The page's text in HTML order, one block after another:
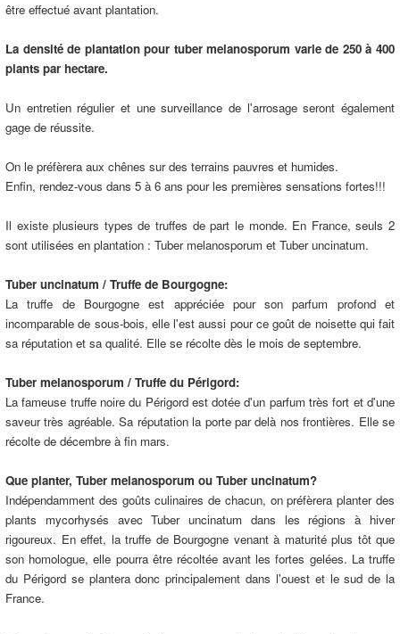
être effectué avant plantation.
La densité de plantation pour tuber melanosporum varie de 250 à 400
plants par hectare.
Un entretien régulier et une surveillance de l'arrosage seront également
gage de réussite.
On le préfèrera aux chênes sur des terrains pauvres et humides.
Enfin, rendez-vous dans 5 à 6 ans pour les premières sensations fortes!!!
Il existe plusieurs types de truffes de part le monde. En France, seuls 2
sont utilisées en plantation : Tuber melanosporum et Tuber uncinatum.
Tuber uncinatum / Truffe de Bourgogne:
La truffe de Bourgogne est appréciée pour son parfum profond et
incomparable de sous-bois, elle l'est aussi pour ce goût de noisette qui fait
sa réputation et sa qualité. Elle se récolte dès le mois de septembre.
Tuber melanosporum / Truffe du Périgord:
La fameuse truffe noire du Périgord est dotée d'un parfum très fort et d'une
saveur très agréable. Sa réputation la porte par delà nos frontières. Elle se
récolte de décembre à fin mars.
Que planter, Tuber melanosporum ou Tuber uncinatum?
Indépendamment des goûts culinaires de chacun, on préfèrera planter des
plants mycorhysés avec Tuber uncinatum dans les régions à hiver
rigoureux. En effet, la truffe de Bourgogne venant à maturité plus tôt que
son homologue, elle pourra être récoltée avant les fortes gelées. La truffe
du Périgord se plantera donc principalement dans l'ouest et le sud de la
France.